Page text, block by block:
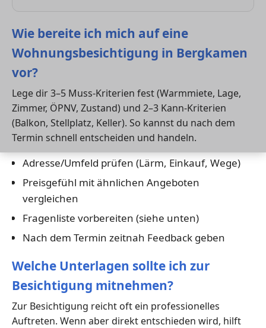
Wie bereite ich mich auf eine
Wohnungsbesichtigung in Bergkamen
vor?
Lege dir 3–5 Muss-Kriterien fest (Warmmiete, Lage,
Zimmer, ÖPNV, Zustand) und 2–3 Kann-Kriterien
(Balkon, Stellplatz, Keller). So kannst du nach dem
Termin schnell entscheiden und handeln.
Adresse/Umfeld prüfen (Lärm, Einkauf, Wege)
Preisgefühl mit ähnlichen Angeboten
vergleichen
Fragenliste vorbereiten (siehe unten)
Nach dem Termin zeitnah Feedback geben
Welche Unterlagen sollte ich zur
Besichtigung mitnehmen?
Zur Besichtigung reicht oft ein professionelles
Auftreten. Wenn aber direkt entschieden wird, hilft